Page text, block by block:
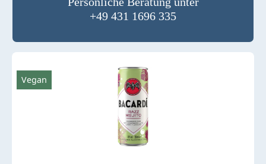
+49 431 1696 335
Vegan